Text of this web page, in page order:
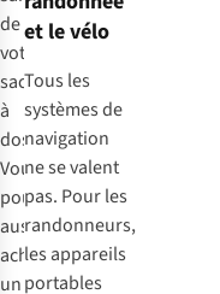
de
votre
sac
à
dos.
Vous
pouvez
aussi
acheter
un
et le vélo
Tous les
systèmes de
navigation
ne se valent
pas. Pour les
randonneurs,
les appareils
portables